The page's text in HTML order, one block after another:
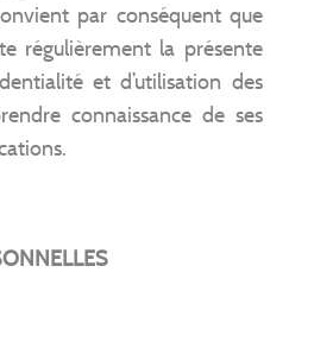
par conséquent que
régulièrement la présente
et d’utilisation des
connaissance de ses